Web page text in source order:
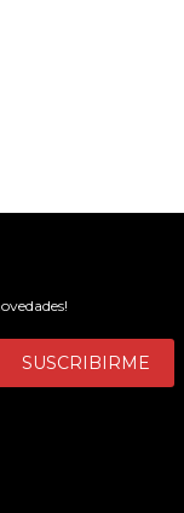
SUSCRIBIRME